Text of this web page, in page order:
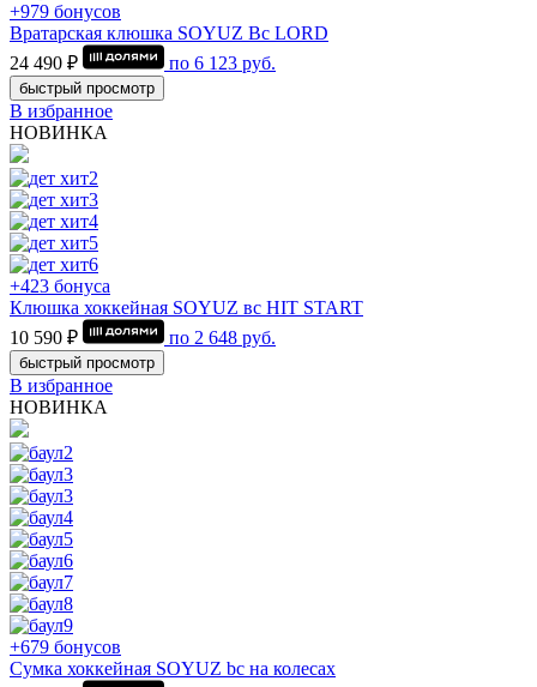
+979 бонусов
Вратарская клюшка SOYUZ Bc LORD
24 490 ₽
по 6 123 руб.
быстрый просмотр
В избранное
НОВИНКА
+423 бонуса
Клюшка хоккейная SOYUZ вс HIT START
10 590 ₽
по 2 648 руб.
быстрый просмотр
В избранное
НОВИНКА
+679 бонусов
Сумка хоккейная SOYUZ bc на колесах